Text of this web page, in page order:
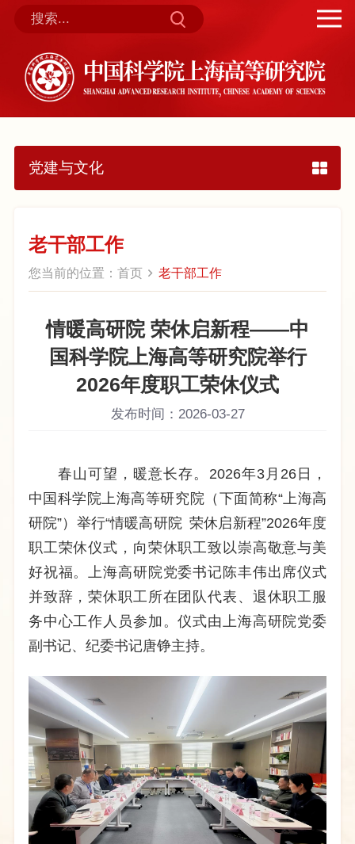
党建与文化
老干部工作
您当前的位置： 首页 老干部工作
情暖高研院 荣休启新程——中
国科学院上海高等研究院举行
2026年度职工荣休仪式
发布时间：2026-03-27
春山可望，暖意长存。 2026年3月26日 ，
中国科学院上海高等研究院（下面简称“上海高
研院”） 举行“情暖高研院 荣休启新程”2026年度
职工荣休仪式，向荣休职工致以崇高敬意与美
好祝福。上海高研院党委书记陈丰伟出席仪式
并致辞，荣休职工所在团队代表、 退休职工服
务中心工作人员参加 。仪式由上海高研院党委
副书记、纪委书记唐铮主持。